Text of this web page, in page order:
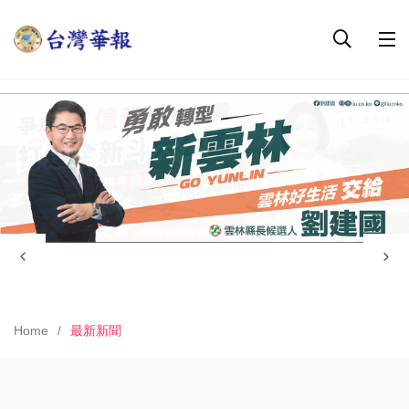
Home 最新新聞